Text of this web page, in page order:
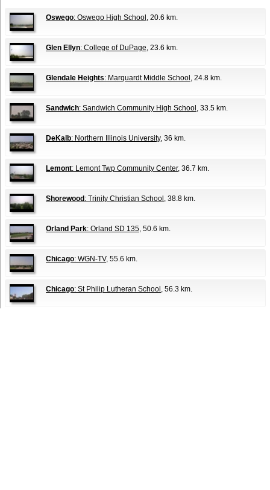
Oswego: Oswego High School , 20.6 km.
Glen Ellyn: College of DuPage, 23.6 km.
Glendale Heights: Marquardt Middle School , 24.8 km.
Sandwich: Sandwich Community High School , 33.5 km.
DeKalb: Northern Illinois University, 36 km.
Lemont: Lemont Twp Community Center, 36.7 km.
Shorewood : Trinity Christian School , 38.8 km.
Orland Park: Orland SD 135, 50.6 km.
Chicago: WGN-TV, 55.6 km.
Chicago: St Philip Lutheran School , 56.3 km.